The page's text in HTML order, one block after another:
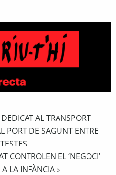
AL TRANSPORT
PORT DE SAGUNT ENTRE
CONTROLEN EL ‘NEGOCI’
A LA INFÀNCIA»